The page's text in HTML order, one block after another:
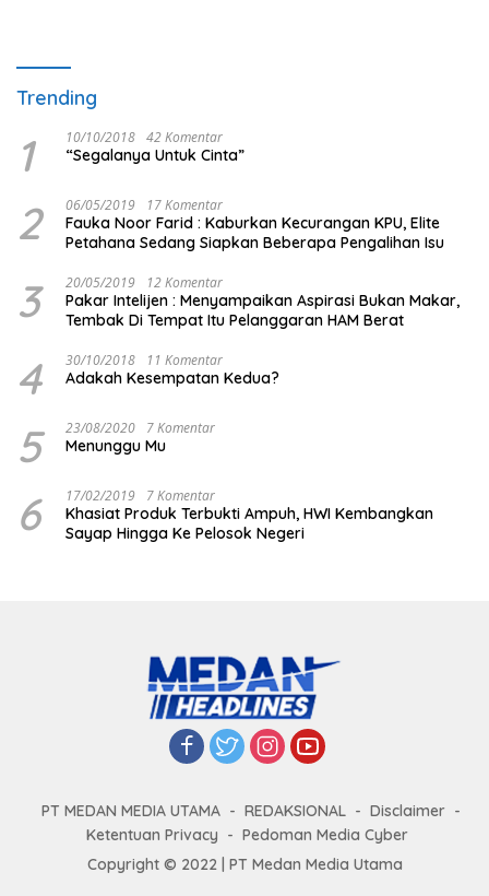
Trending
1 10/10/2018 42 Komentar
“Segalanya Untuk Cinta”
2 06/05/2019 17 Komentar
Fauka Noor Farid : Kaburkan Kecurangan KPU, Elite
Petahana Sedang Siapkan Beberapa Pengalihan Isu
3 20/05/2019 12 Komentar
Pakar Intelijen : Menyampaikan Aspirasi Bukan Makar,
Tembak Di Tempat Itu Pelanggaran HAM Berat
4 30/10/2018 11 Komentar
Adakah Kesempatan Kedua?
5 23/08/2020 7 Komentar
Menunggu Mu
6 17/02/2019 7 Komentar
Khasiat Produk Terbukti Ampuh, HWI Kembangkan
Sayap Hingga Ke Pelosok Negeri
PT MEDAN MEDIA UTAMA REDAKSIONAL
Disclaimer
Ketentuan Privacy
Pedoman Media Cyber
Copyright © 2022 | PT Medan Media Utama